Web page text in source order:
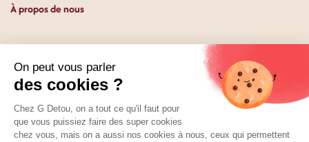
À propos de nous
Depuis 1951, nous accueillons les gourmands et les gourmets
en leur promettant des produits de qualité au meilleur
prix. Que vous soyez des pros ou des particuliers, que vous
cherchiez du sucré ou du salé, nous avons sans doute ce
qu’il vous faut. Et même des choses que vous ne soupçonniez
pas. La boutique existe depuis 1951, la vente en ligne
depuis 2025.